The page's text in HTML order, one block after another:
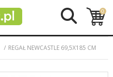
0
REGAŁ NEWCASTLE 69,5X185 CM